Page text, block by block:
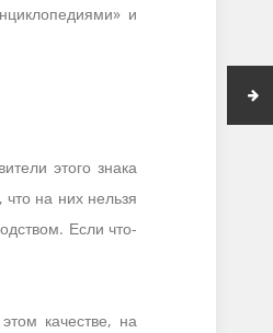
и
этого знака
на них нельзя
Если что-
качестве, на